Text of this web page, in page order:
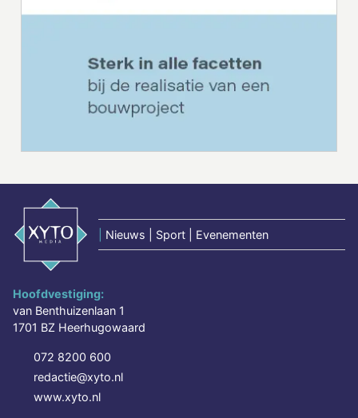
Nieuws | Sport | Evenementen
Hoofdvestiging:
van Benthuizenlaan 1
1701 BZ Heerhugowaard
072 8200 600
redactie@xyto.nl
www.xyto.nl